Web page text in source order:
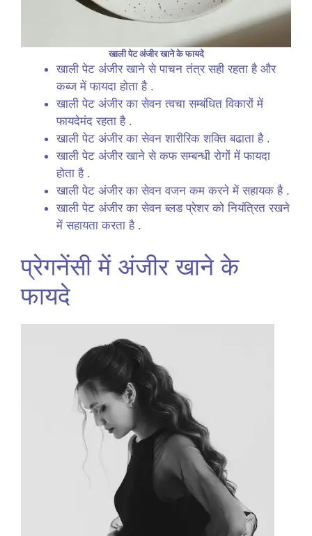
खाली पेट अंजीर खाने के फायदे
खाली पेट अंजीर खाने से पाचन तंत्र सही रहता है और
कब्ज में फायदा होता है .
खाली पेट अंजीर का सेवन त्वचा सम्बंधित विकारों में
फायदेमंद रहता है .
खाली पेट अंजीर का सेवन शारीरिक शक्ति बढाता है .
खाली पेट अंजीर खाने से कफ सम्बन्धी रोगों में फायदा
होता है .
खाली पेट अंजीर का सेवन वजन कम करने में सहायक है .
खाली पेट अंजीर का सेवन ब्लड प्रेशर को नियंत्रित रखने
में सहायता करता है .
प्रेगनेंसी में अंजीर खाने के
फायदे